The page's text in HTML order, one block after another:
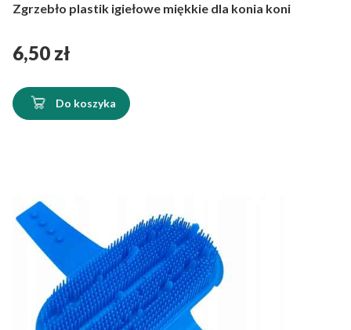
Zgrzebło plastik igiełowe miękkie dla konia koni
Cena
6,50 zł
Do koszyka